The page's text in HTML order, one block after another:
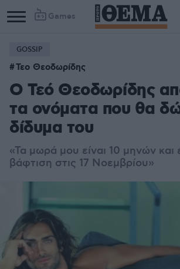
Games
GOSSIP
Τεο Θεοδωρίδης
Ο Τεό Θεοδωρίδης
τα ονόματα που θα
δίδυμα του
«Τα μωρά μου είναι 10 μηνών και
βάφτιση στις 17 Νοεμβρίου»